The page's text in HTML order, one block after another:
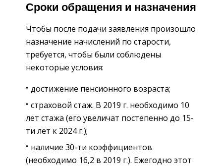
Сроки обращения и назначения
Чтобы после подачи заявления произошло
назначение начислений по старости,
требуется, чтобы были соблюдены
некоторые условия:
достижение пенсионного возраста;
страховой стаж. В 2019 г. необходимо 10
лет стажа (его увеличат постепенно до 15-
ти лет к 2024 г.);
наличие 30-ти коэффициентов
(необходимо 16,2 в 2019 г.). Ежегодно этот